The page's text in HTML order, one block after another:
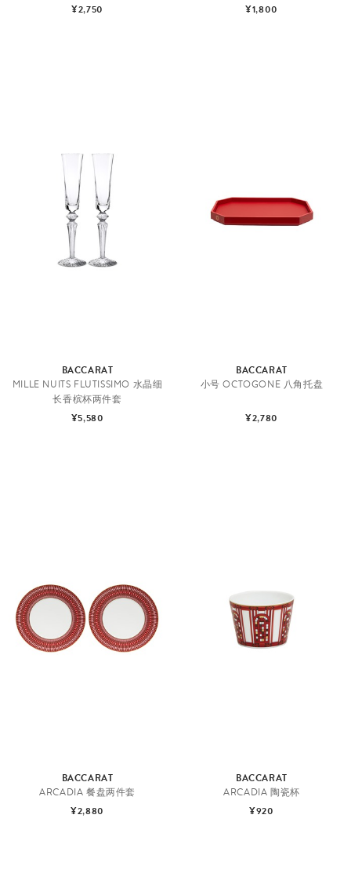
¥2,750
¥1,800
BACCARAT
MILLE NUITS FLUTISSIMO 水晶细
长香槟杯两件套
¥5,580
BACCARAT
小号 OCTOGONE 八角托盘
¥2,780
BACCARAT
ARCADIA 餐盘两件套
¥2,880
BACCARAT
ARCADIA 陶瓷杯
¥920